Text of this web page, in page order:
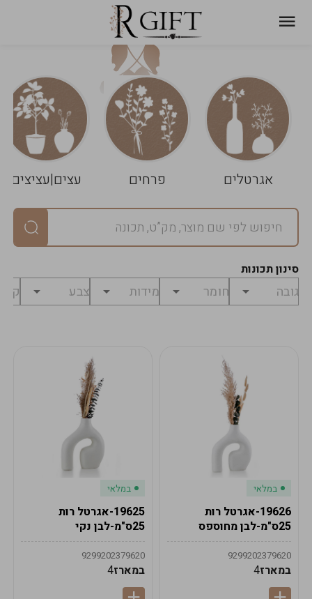
אגרטלים פרחים עצים|עציצים
סינון תכונות
במלאי
19626-אגרטל רות
25ס"מ-לבן מחוספס
9299202379620
במארז4
במלאי
19625-אגרטל רות
25ס"מ-לבן נקי
9299202379620
במארז4
עגלת
שלך
ניקוי
הסל
במארז
מחיר
לפני
₪0
לתשלום